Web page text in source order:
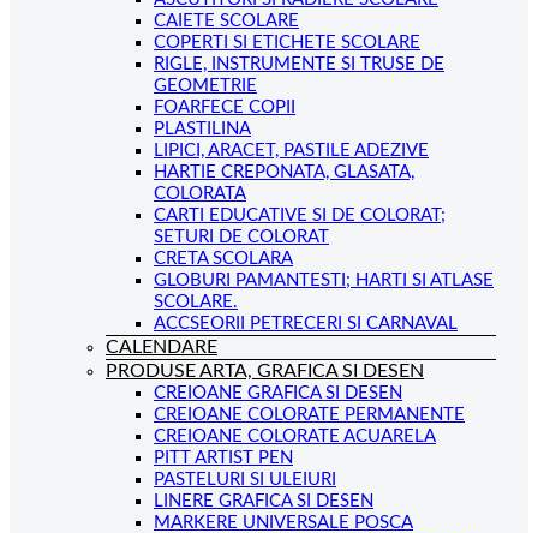
CAIETE SCOLARE
COPERTI SI ETICHETE SCOLARE
RIGLE, INSTRUMENTE SI TRUSE DE
GEOMETRIE
FOARFECE COPII
PLASTILINA
LIPICI, ARACET, PASTILE ADEZIVE
HARTIE CREPONATA, GLASATA,
COLORATA
CARTI EDUCATIVE SI DE COLORAT;
SETURI DE COLORAT
CRETA SCOLARA
GLOBURI PAMANTESTI; HARTI SI ATLASE
SCOLARE.
ACCSEORII PETRECERI SI CARNAVAL
CALENDARE
PRODUSE ARTA, GRAFICA SI DESEN
CREIOANE GRAFICA SI DESEN
CREIOANE COLORATE PERMANENTE
CREIOANE COLORATE ACUARELA
PITT ARTIST PEN
PASTELURI SI ULEIURI
LINERE GRAFICA SI DESEN
MARKERE UNIVERSALE POSCA